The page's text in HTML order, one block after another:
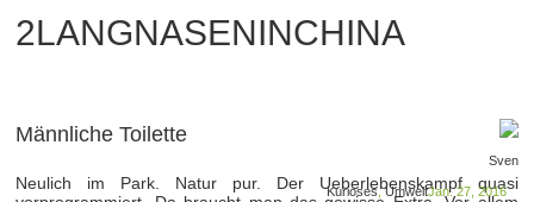
2LANGNASENINCHINA
Männliche Toilette
Sven
Jan. 27, 2016
Kurioses,Umwelt
Neulich im Park. Natur pur. Der Ueberlebenskampf quasi